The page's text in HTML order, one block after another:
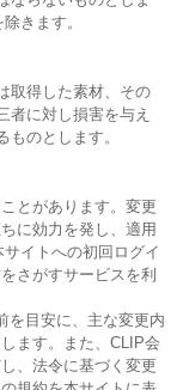
きます。
取得した素材、その
者に対し損害を与え
のとします。
とがあります。変更
に効力を発し、適用
イトへの初回ログイ
さがすサービスを利
を目安に、主な変更内
ます。また、CLIP会
、法令に基づく変更